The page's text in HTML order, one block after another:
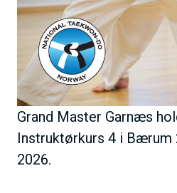
Grand Master Garnæs
Instruktørkurs 4 i Bærum
2026.